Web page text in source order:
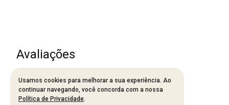
Avaliações
Carregando…
Usamos cookies para melhorar a sua experiência. Ao
continuar navegando, você concorda com a nossa
Política de Privacidade.